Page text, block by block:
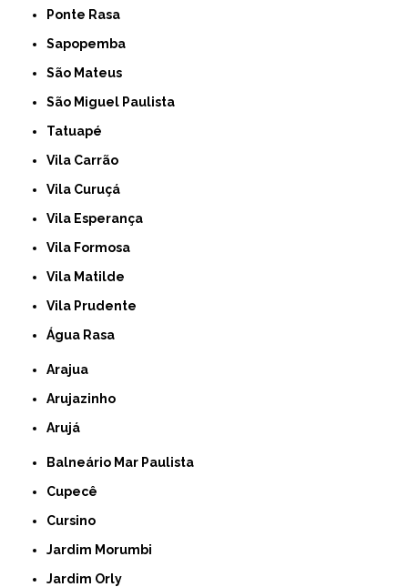
Ponte Rasa
Sapopemba
São Mateus
São Miguel Paulista
Tatuapé
Vila Carrão
Vila Curuçá
Vila Esperança
Vila Formosa
Vila Matilde
Vila Prudente
Água Rasa
Arajua
Arujazinho
Arujá
Balneário Mar Paulista
Cupecê
Cursino
Jardim Morumbi
Jardim Orly